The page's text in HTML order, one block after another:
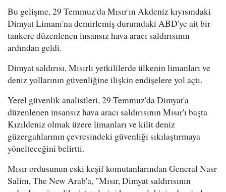
Bu gelişme, 29 Temmuz'da Mısır'ın Akdeniz kıyısındaki
Dimyat Limanı'na demirlemiş durumdaki ABD'ye ait bir
tankere düzenlenen insansız hava aracı saldırısının
ardından geldi.
Dimyat saldırısı, Mısırlı yetkililerde ülkenin limanları ve
deniz yollarının güvenliğine ilişkin endişelere yol açtı.
Yerel güvenlik analistleri, 29 Temmuz'da Dimyat'a
düzenlenen insansız hava aracı saldırısının Mısır'ı başta
Kızıldeniz olmak üzere limanları ve kilit deniz
güzergahlarının çevresindeki güvenliği sıkılaştırmaya
yönelteceğini belirtti.
Mısır ordusunun eski keşif komutanlarından General Nasr
Salim, The New Arab'a, "Mısır, Dimyat saldırısının